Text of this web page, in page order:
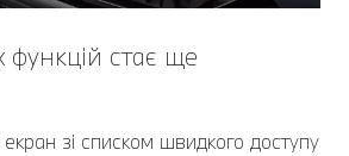
функцій стає ще
зі списком швидкого доступу